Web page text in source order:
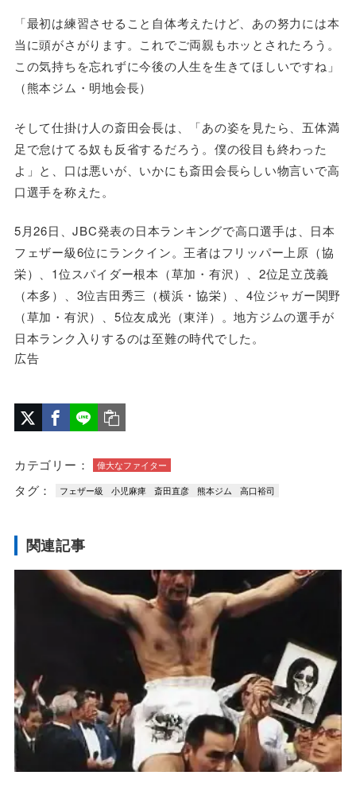
「最初は練習させること自体考えたけど、あの努力には本
当に頭がさがります。これでご両親もホッとされたろう。
この気持ちを忘れずに今後の人生を生きてほしいですね」
（熊本ジム・明地会長）
そして仕掛け人の斎田会長は、「あの姿を見たら、五体満
足で怠けてる奴も反省するだろう。僕の役目も終わった
よ」と、口は悪いが、いかにも斎田会長らしい物言いで高
口選手を称えた。
5月26日、JBC発表の日本ランキングで高口選手は、日本
フェザー級6位にランクイン。王者はフリッパー上原（協
栄）、1位スパイダー根本（草加・有沢）、2位足立茂義
（本多）、3位吉田秀三（横浜・協栄）、4位ジャガー関野
（草加・有沢）、5位友成光（東洋）。地方ジムの選手が
日本ランク入りするのは至難の時代でした。
広告
カテゴリー： 偉大なファイター
タグ： フェザー級 小児麻痺 斎田直彦 熊本ジム 高口裕司
関連記事